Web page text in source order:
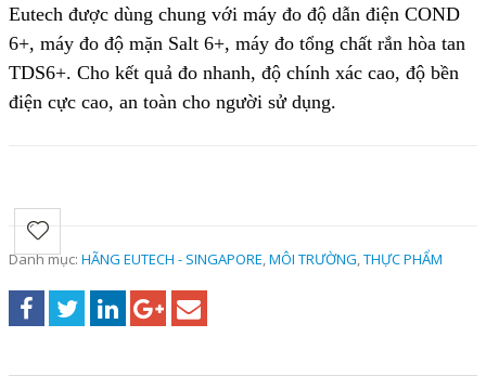
Eutech được dùng chung với máy đo độ dẫn điện COND
6+, máy đo độ mặn Salt 6+, máy đo tổng chất rắn hòa tan
TDS6+. Cho kết quả đo nhanh, độ chính xác cao, độ bền
điện cực cao, an toàn cho người sử dụng.
Danh mục: HÃNG EUTECH - SINGAPORE,MÔI TRƯỜNG,THỰC PHẨM